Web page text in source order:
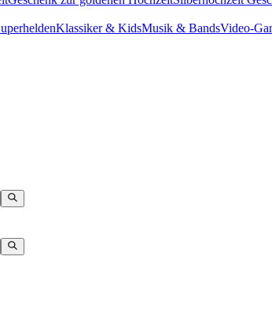
Klassiker & KidsMusik & BandsVideo-